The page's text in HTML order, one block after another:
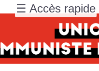
☰ Accès rapide